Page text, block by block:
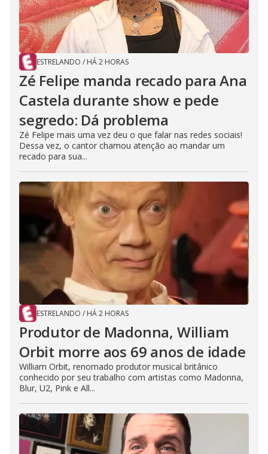
ESTRELANDO / HÁ 2 HORAS
Zé Felipe manda recado para Ana
Castela durante show e pede
segredo: Dá problema
Zé Felipe mais uma vez deu o que falar nas redes sociais!
Dessa vez, o cantor chamou atenção ao mandar um
recado para sua...
ESTRELANDO / HÁ 2 HORAS
Produtor de Madonna, William
Orbit morre aos 69 anos de idade
William Orbit, renomado produtor musical britânico
conhecido por seu trabalho com artistas como Madonna,
Blur, U2, Pink e All...